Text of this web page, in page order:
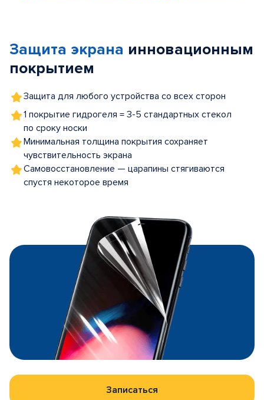
5
Защита экрана инновационным
покрытием
Защита для любого устройства со всех сторон
1 покрытие гидрогеля = 3-5 стандартных стекол
по сроку носки
Минимальная толщина покрытия сохраняет
чувствительность экрана
Самовосстановление — царапины стягиваются
спустя некоторое время
Записаться